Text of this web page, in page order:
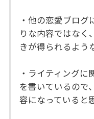
・他の恋愛ブロ
りな内容ではなく
きが得られるよう
・ライティング
を書いているので
容になっていると